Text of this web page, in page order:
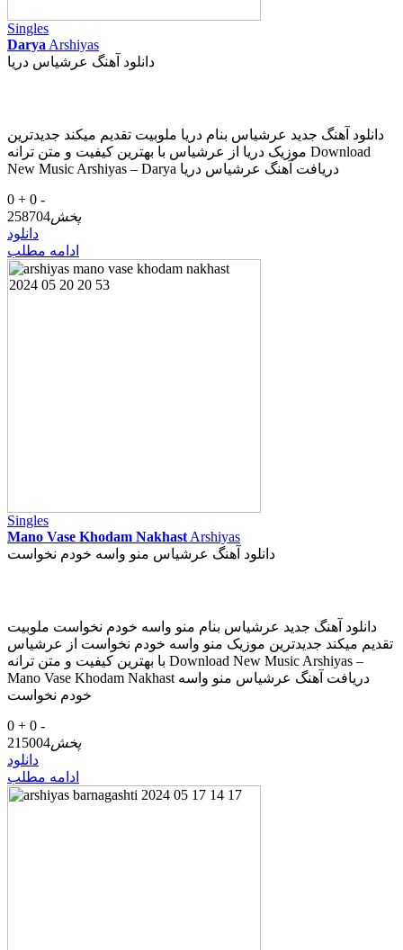
Singles
Darya Arshiyas
دانلود آهنگ عرشیاس دریا
دانلود آهنگ جدید عرشیاس بنام دریا ملوبیت تقدیم میکند جدیدترین
موزیک دریا از عرشیاس با بهترین کیفیت و متن ترانه Download
New Music Arshiyas – Darya دریافت آهنگ عرشیاس دریا
0 + 0 -
پخش258704
دانلود
ادامه مطلب
Singles
Mano Vase Khodam Nakhast Arshiyas
دانلود آهنگ عرشیاس منو واسه خودم نخواست
دانلود آهنگ جدید عرشیاس بنام منو واسه خودم نخواست ملوبیت
تقدیم میکند جدیدترین موزیک منو واسه خودم نخواست از عرشیاس
با بهترین کیفیت و متن ترانه Download New Music Arshiyas –
Mano Vase Khodam Nakhast دریافت آهنگ عرشیاس منو واسه
خودم نخواست
0 + 0 -
پخش215004
دانلود
ادامه مطلب